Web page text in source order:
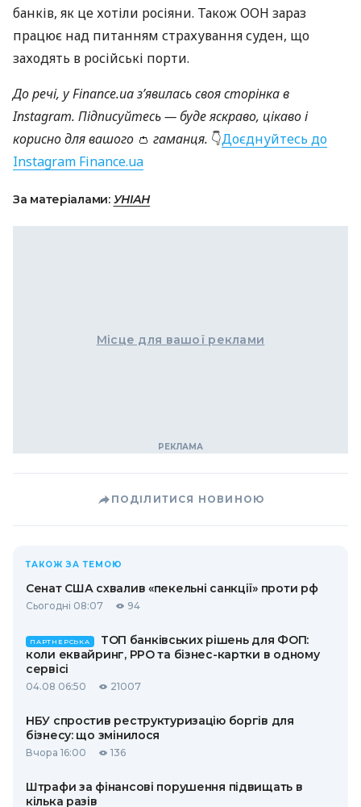
банків, як це хотіли росіяни. Також ООН зараз
працює над питанням страхування суден, що
заходять в російські порти.
До речі, у Finance.uaз’явилась своя сторінкав
Instagram. Підписуйтесь — буде яскраво, цікаво і
корисно для вашого 👛 гаманця. 👇Доєднуйтесь до
Instagram Finance.ua
За матеріалами: УНІАН
Місце для вашої реклами
ПОДІЛИТИСЯ НОВИНОЮ
ТАКОЖ ЗА ТЕМОЮ
Сенат США схвалив «пекельні санкції» проти рф
Сьогодні 08:07 94
ПАРТНЕРСЬКА
ТОП банківських рішень для ФОП:
коли еквайринг, РРО та бізнес-картки в одному
сервісі
04.08 06:50 21007
НБУ спростив реструктуризацію боргів для
бізнесу: що змінилося
Вчора 16:00 136
Штрафи за фінансові порушення підвищать в
кілька разів